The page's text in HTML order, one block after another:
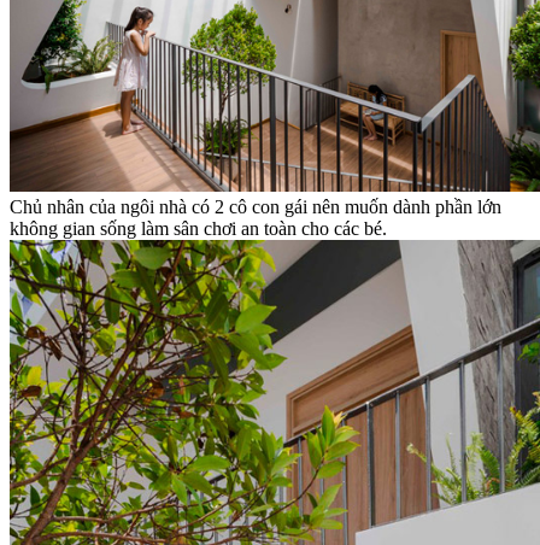
Chủ nhân của ngôi nhà có 2 cô con gái nên muốn dành phần lớn
không gian sống làm sân chơi an toàn cho các bé.